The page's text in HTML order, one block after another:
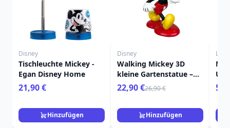
Disney
Tischleuchte Mickey -
Egan Disney Home
21,90 €
Hinzufügen
Disney
Walking Mickey 3D
kleine Gartenstatue –
Disney
22,90 €26,90 €
Hinzufügen